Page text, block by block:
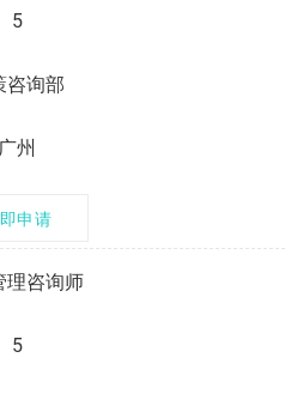
5
咨询部
广州
申请
理咨询师
5